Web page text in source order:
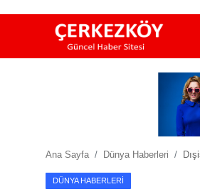
Ekonomi Haberleri
Ana Sayfa Dünya Haberleri
DÜNYA HABERLERI